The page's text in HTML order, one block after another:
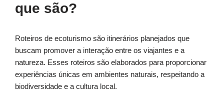
que são?
Roteiros de ecoturismo são itinerários planejados que
buscam promover a interação entre os viajantes e a
natureza. Esses roteiros são elaborados para proporcionar
experiências únicas em ambientes naturais, respeitando a
biodiversidade e a cultura local.